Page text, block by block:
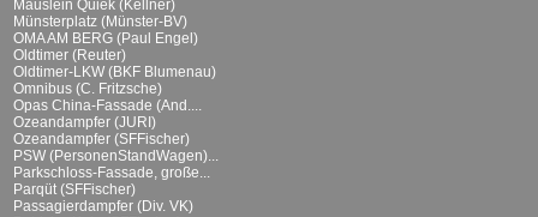
Mäuslein Quiek (Kellner)
Münsterplatz (Münster-BV)
OMA AM BERG (Paul Engel)
Oldtimer (Reuter)
Oldtimer-LKW (BKF Blumenau)
Omnibus (C. Fritzsche)
Opas China-Fassade (And....
Ozeandampfer (JURI)
Ozeandampfer (SFFischer)
PSW (PersonenStandWagen)...
Parkschloss-Fassade, große...
Parqüt (SFFischer)
Passagierdampfer (Div. VK)